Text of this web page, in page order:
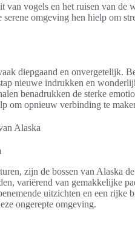
van vogels en het ruisen van de
omgeving hen hielp om
diepgaand en onvergetelijk.
nieuwe indrukken en
benadrukken de sterke
om opnieuw verbinding te
zijn de bossen van Alaska
variërend van gemakkelijke
uitzichten en een rijke
ongerepte omgeving.